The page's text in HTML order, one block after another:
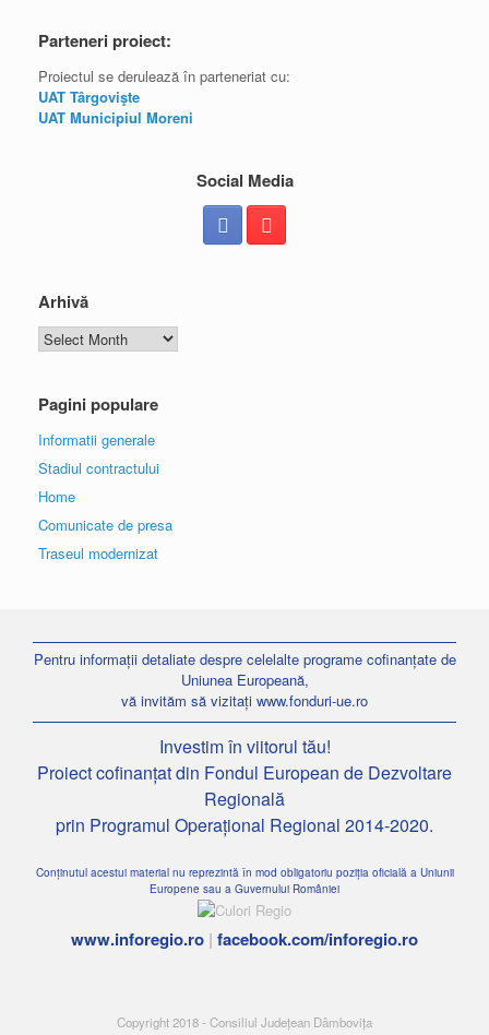
Parteneri proiect:
Proiectul se derulează în parteneriat cu:
UAT Târgovişte
UAT Municipiul Moreni
Social Media
Arhivă
Arhivă
Pagini populare
Informatii generale
Stadiul contractului
Home
Comunicate de presa
Traseul modernizat
Pentru informații detaliate despre celelalte programe cofinanțate de
Uniunea Europeană,
vă invităm să vizitați www.fonduri-ue.ro
Investim în viitorul tău!
Proiect cofinanțat din Fondul European de Dezvoltare
Regională
prin Programul Operațional Regional 2014-2020.
Conținutul acestui material nu reprezintă în mod obligatoriu poziția oficială a Uniunii
Europene sau a Guvernului României
www.inforegio.ro | facebook.com/inforegio.ro
Copyright 2018 - Consiliul Județean Dâmbovița